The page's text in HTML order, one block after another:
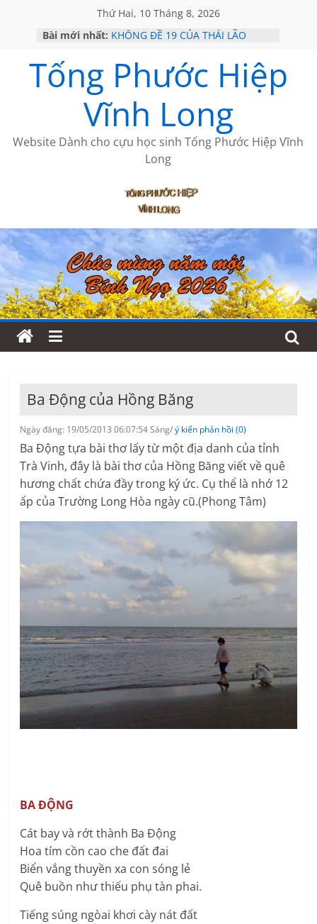
Thứ Hai, 10 Tháng 8, 2026
Bài mới nhất: KHÔNG ĐỀ 19 CỦA THÁI LÃO
VỀ MỘT NGƯỜI BẠN THÂN
SÀI GÒN – HÒN NGỌC VIỄN ĐÔNG
KHÔNG ĐỀ 20 CỦA THÁI LÃO
Tống Phước Hiệp
Vĩnh Long
Website Dành cho cựu học sinh Tống Phước Hiệp Vĩnh
Long
Ba Động của Hồng Băng
Ngày đăng: 19/05/2013 06:07:54 Sáng/ý kiến phản hồi (0)
Ba Động tựa bài thơ lấy từ một địa danh của tỉnh
Trà Vinh, đây là bài thơ của Hồng Băng viết về quê
hương chất chứa đầy trong ký ức. Cụ thể là nhớ 12
ấp của Trường Long Hòa ngày cũ.(Phong Tâm)
BA ĐỘNG
Cát bay và rớt thành Ba Động
Hoa tím cồn cao che đất đai
Biển vắng thuyền xa con sóng lẻ
Quê buồn như thiếu phụ tàn phai.
Tiếng súng ngòai khơi cày nát đất